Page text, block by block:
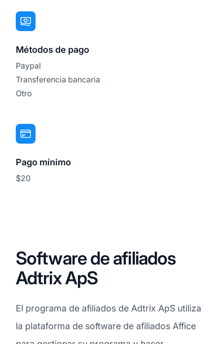
Métodos de pago
Paypal
Transferencia bancaria
Otro
Pago mínimo
$20
Software de afiliados
Adtrix ApS
El programa de afiliados de Adtrix ApS utiliza
la plataforma de software de afiliados Affice